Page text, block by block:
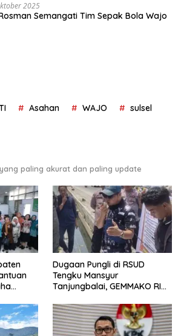
2025
Semangati Tim Sepak Bola Wajo
Asahan WAJO sulsel
paling akurat dan paling update
di
Dugaan Pungli di RSUD
Tengku Mansyur
Tanjungbalai, GEMMAKO RI
Tuntas